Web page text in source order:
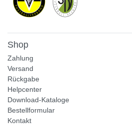
Shop
Zahlung
Versand
Rückgabe
Helpcenter
Download-Kataloge
Bestellformular
Kontakt